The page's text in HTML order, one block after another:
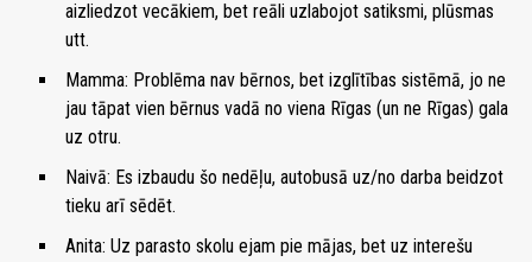
aizliedzot vecākiem, bet reāli uzlabojot satiksmi, plūsmas
utt.
Mamma: Problēma nav bērnos, bet izglītības sistēmā, jo ne
jau tāpat vien bērnus vadā no viena Rīgas (un ne Rīgas) gala
uz otru.
Naivā: Es izbaudu šo nedēļu, autobusā uz/no darba beidzot
tieku arī sēdēt.
Anita: Uz parasto skolu ejam pie mājas, bet uz interešu